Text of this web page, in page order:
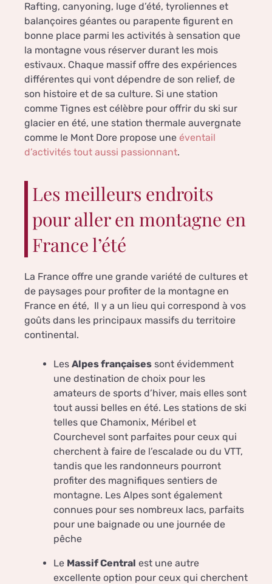
Rafting, canyoning, luge d’été, tyroliennes et
balançoires géantes ou parapente figurent en
bonne place parmi les activités à sensation que
la montagne vous réserver durant les mois
estivaux. Chaque massif offre des expériences
différentes qui vont dépendre de son relief, de
son histoire et de sa culture. Si une station
comme Tignes est célèbre pour offrir du ski sur
glacier en été, une station thermale auvergnate
comme le Mont Dore propose une éventail
d’activités tout aussi passionnant.
Les meilleurs endroits
pour aller en montagne en
France l’été
La France offre une grande variété de cultures et
de paysages pour profiter de la montagne en
France en été, Il y a un lieu qui correspond à vos
goûts dans les principaux massifs du territoire
continental.
Les Alpes françaises sont évidemment
une destination de choix pour les
amateurs de sports d’hiver, mais elles sont
tout aussi belles en été. Les stations de ski
telles que Chamonix, Méribel et
Courchevel sont parfaites pour ceux qui
cherchent à faire de l’escalade ou du VTT,
tandis que les randonneurs pourront
profiter des magnifiques sentiers de
montagne. Les Alpes sont également
connues pour ses nombreux lacs, parfaits
pour une baignade ou une journée de
pêche
Le Massif Central est une autre
excellente option pour ceux qui cherchent